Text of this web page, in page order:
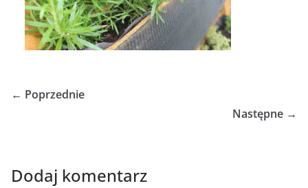
← Poprzednie
Następne →
Dodaj komentarz